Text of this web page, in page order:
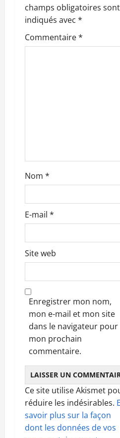
n
d
’
c
l
champs obligatoires sont
indiqués avec *
Commentaire*
Nom *
E-mail *
Site web
Enregistrer mon nom,
mon e-mail et mon site
dans le navigateur pour
mon prochain
commentaire.
Ce site utilise Akismet
réduire les indésirables.
savoir plus sur la façon
dont les données de vos